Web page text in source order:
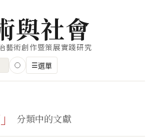
與社會
藝術創作暨策展實踐研究
☰選單
分類中的文獻